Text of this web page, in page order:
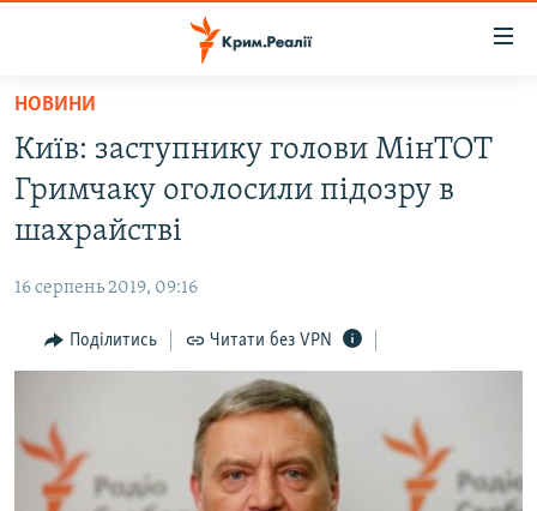
Перейти
основного
матеріалу
Перейти
до
основної
навігації
Перейти
до
ВІДЕО ТА ФОТО
БЛОГИ
ПОГЛЯД
ВСЕ ЗА ДЕНЬ
СПЕЦПРОЕКТИ
НОВИНИ
Київ: заступнику голови МінТОТ
Гримчаку оголосили підозру в
шахрайстві
16 серпень 2019, 09:16
Поділитись Читати без VPN